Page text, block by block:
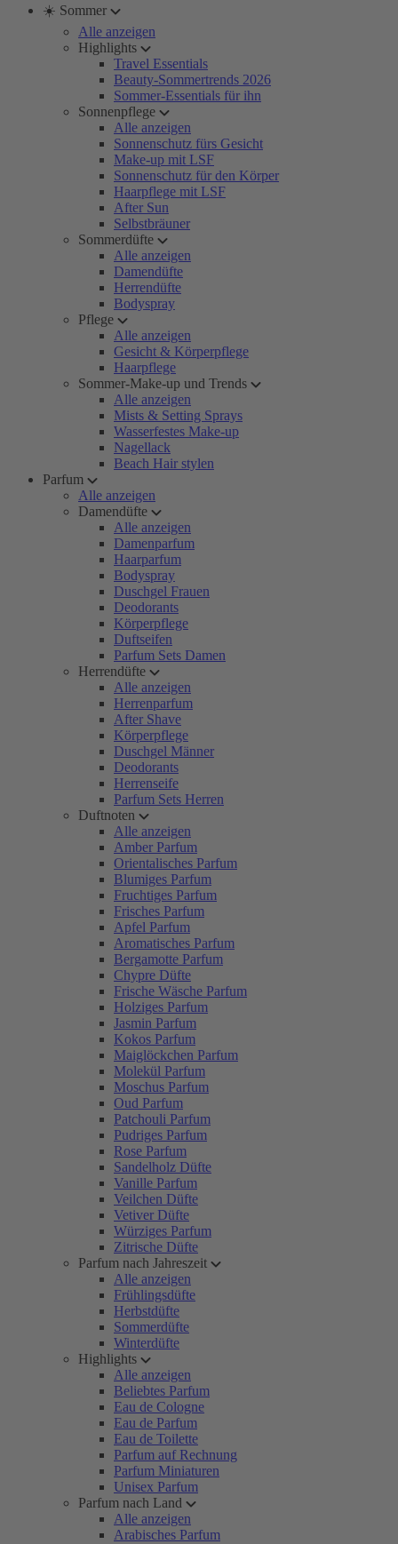
☀️ Sommer
Alle anzeigen
Highlights
Travel Essentials
Beauty-Sommertrends 2026
Sommer-Essentials für ihn
Sonnenpflege
Alle anzeigen
Sonnenschutz fürs Gesicht
Make-up mit LSF
Sonnenschutz für den Körper
Haarpflege mit LSF
After Sun
Selbstbräuner
Sommerdüfte
Alle anzeigen
Damendüfte
Herrendüfte
Bodyspray
Pflege
Alle anzeigen
Gesicht & Körperpflege
Haarpflege
Sommer-Make-up und Trends
Alle anzeigen
Mists & Setting Sprays
Wasserfestes Make-up
Nagellack
Beach Hair stylen
Parfum
Alle anzeigen
Damendüfte
Alle anzeigen
Damenparfum
Haarparfum
Bodyspray
Duschgel Frauen
Deodorants
Körperpflege
Duftseifen
Parfum Sets Damen
Herrendüfte
Alle anzeigen
Herrenparfum
After Shave
Körperpflege
Duschgel Männer
Deodorants
Herrenseife
Parfum Sets Herren
Duftnoten
Alle anzeigen
Amber Parfum
Orientalisches Parfum
Blumiges Parfum
Fruchtiges Parfum
Frisches Parfum
Apfel Parfum
Aromatisches Parfum
Bergamotte Parfum
Chypre Düfte
Frische Wäsche Parfum
Holziges Parfum
Jasmin Parfum
Kokos Parfum
Maiglöckchen Parfum
Molekül Parfum
Moschus Parfum
Oud Parfum
Patchouli Parfum
Pudriges Parfum
Rose Parfum
Sandelholz Düfte
Vanille Parfum
Veilchen Düfte
Vetiver Düfte
Würziges Parfum
Zitrische Düfte
Parfum nach Jahreszeit
Alle anzeigen
Frühlingsdüfte
Herbstdüfte
Sommerdüfte
Winterdüfte
Highlights
Alle anzeigen
Beliebtes Parfum
Eau de Cologne
Eau de Parfum
Eau de Toilette
Parfum auf Rechnung
Parfum Miniaturen
Unisex Parfum
Parfum nach Land
Alle anzeigen
Arabisches Parfum